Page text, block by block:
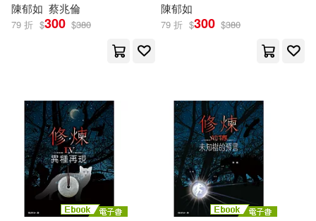
陳郁如 蔡兆倫
79 折 $300 $380
陳郁如
79 折 $300 $380